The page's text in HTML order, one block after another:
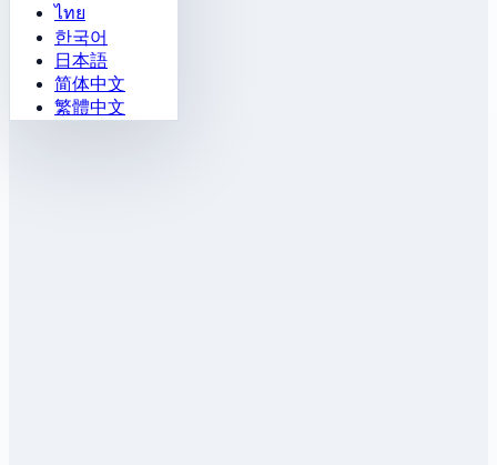
ไทย
한국어
日本語
简体中文
繁體中文